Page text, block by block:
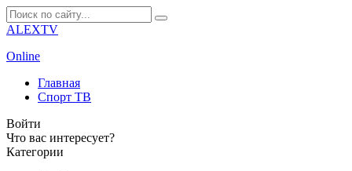
ALEXTV
Online
Главная
Спорт ТВ
Войти
Что вас интересует?
Категории